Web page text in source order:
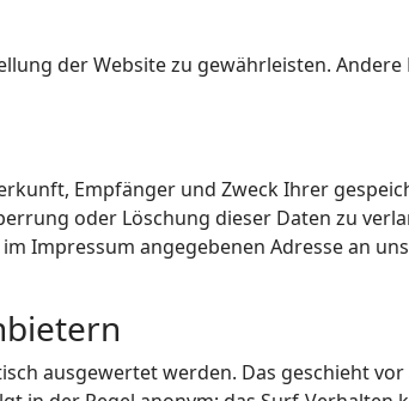
der Website zu gewährleisten.
Empfänger und Zweck Ihrer
oder Löschung dieser Daten zu
Impressum angegebenen Adresse an
ausgewertet werden. Das geschieht